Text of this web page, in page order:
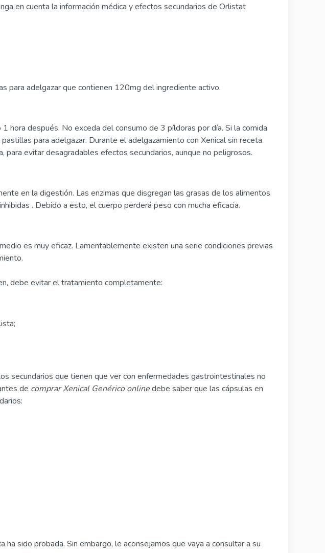
en cuenta la información médica y efectos secundarios de Orlistat
para adelgazar que contienen 120mg del ingrediente activo.
hora después. No exceda del consumo de 3 píldoras por día. Si la comida
para adelgazar. Durante el adelgazamiento con Xenical sin receta
para evitar desagradables efectos secundarios, aunque no peligrosos.
en la digestión. Las enzimas que disgregan las grasas de los alimentos
. Debido a esto, el cuerpo perderá peso con mucha eficacia.
es muy eficaz. Lamentablemente existen una serie condiciones previas
debe evitar el tratamiento completamente:
secundarios que tienen que ver con enfermedades gastrointestinales no
de comprar Xenical Genérico onlinedebe saber que las cápsulas en
ha sido probada. Sin embargo, le aconsejamos que vaya a consultar a su